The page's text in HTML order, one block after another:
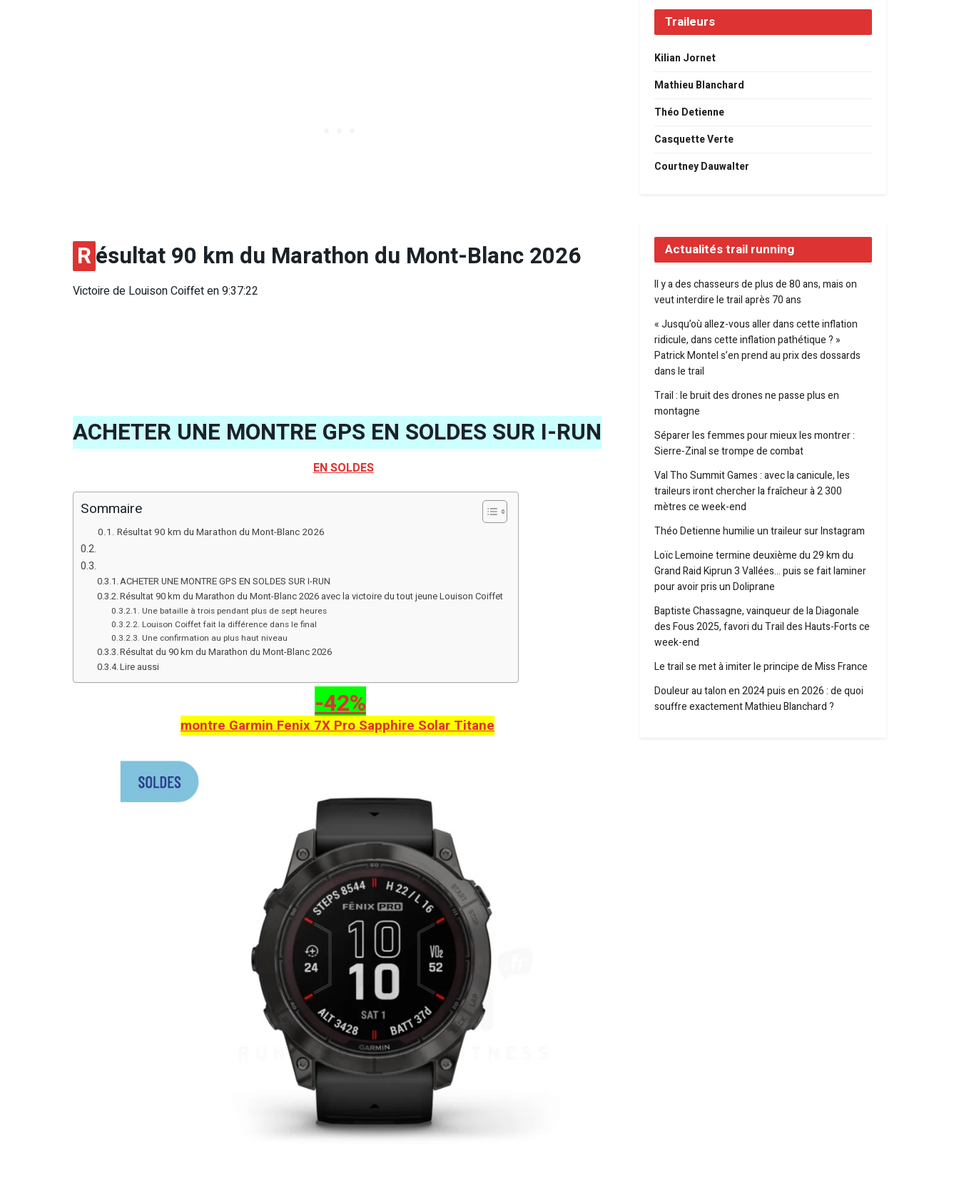
Résultat 90 km du Marathon du Mont-Blanc 2026
Victoire de Louison Coiffet en 9:37:22
ACHETER UNE MONTRE GPS EN SOLDES SUR I-RUN
EN SOLDES
Sommaire
Résultat 90 km du Marathon du Mont-Blanc 2026
ACHETER UNE MONTRE GPS EN SOLDES SUR I-RUN
Résultat 90 km du Marathon du Mont-Blanc 2026 avec la victoire du tout jeune Louison Coiffet
Une bataille à trois pendant plus de sept heures
Louison Coiffet fait la différence dans le final
Une confirmation au plus haut niveau
Résultat du 90 km du Marathon du Mont-Blanc 2026
Lire aussi
-42%
montre Garmin Fenix 7X Pro Sapphire Solar Titane
Traileurs
Kilian Jornet
Mathieu Blanchard
Théo Detienne
Casquette Verte
Courtney Dauwalter
Actualités trail running
Il y a des chasseurs de plus de 80 ans, mais on
veut interdire le trail après 70 ans
« Jusqu’où allez-vous aller dans cette inflation
ridicule, dans cette inflation pathétique ? »
Patrick Montel s’en prend au prix des dossards
dans le trail
Trail : le bruit des drones ne passe plus en
montagne
Séparer les femmes pour mieux les montrer :
Sierre-Zinal se trompe de combat
Val Tho Summit Games : avec la canicule, les
traileurs iront chercher la fraîcheur à 2 300
mètres ce week-end
Théo Detienne humilie un traileur sur Instagram
Loïc Lemoine termine deuxième du 29 km du
Grand Raid Kiprun 3 Vallées… puis se fait laminer
pour avoir pris un Doliprane
Baptiste Chassagne, vainqueur de la Diagonale
des Fous 2025, favori du Trail des Hauts-Forts ce
week-end
Le trail se met à imiter le principe de Miss France
Douleur au talon en 2024 puis en 2026 : de quoi
souffre exactement Mathieu Blanchard ?